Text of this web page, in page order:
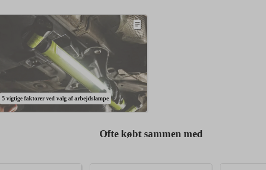
5 vigtige faktorer ved valg af arbejdslampe
Ofte købt sammen med